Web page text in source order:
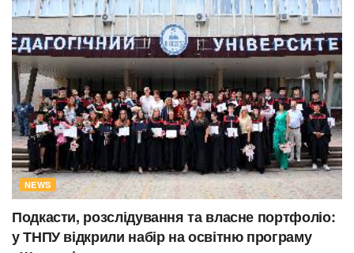
NEWS
Подкасти, розслідування та власне портфоліо:
у ТНПУ відкрили набір на освітню програму